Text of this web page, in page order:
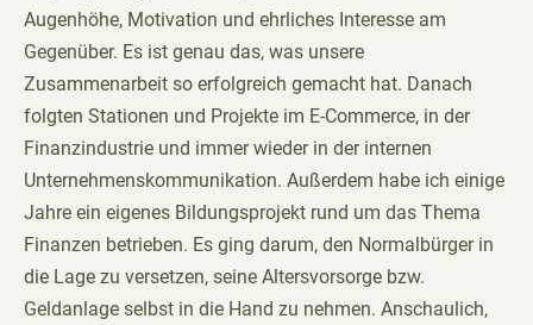
Augenhöhe, Motivation und ehrliches Interesse am
Gegenüber. Es ist genau das, was unsere
Zusammenarbeit so erfolgreich gemacht hat. Danach
folgten Stationen und Projekte im E-Commerce, in der
Finanzindustrie und immer wieder in der internen
Unternehmenskommunikation. Außerdem habe ich einige
Jahre ein eigenes Bildungsprojekt rund um das Thema
Finanzen betrieben. Es ging darum, den Normalbürger in
die Lage zu versetzen, seine Altersvorsorge bzw.
Geldanlage selbst in die Hand zu nehmen. Anschaulich,